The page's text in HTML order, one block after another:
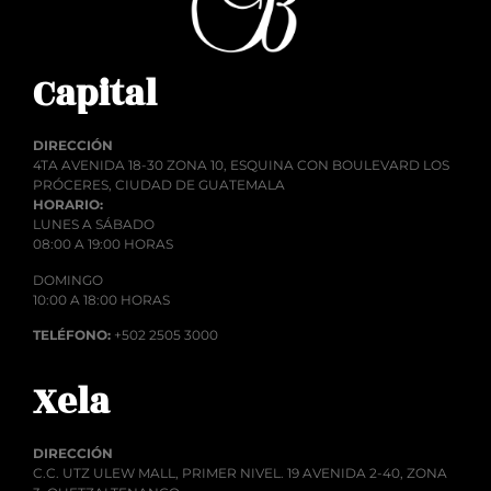
Capital
DIRECCIÓN
4TA AVENIDA 18-30 ZONA 10, ESQUINA CON BOULEVARD LOS
PRÓCERES, CIUDAD DE GUATEMALA
HORARIO:
LUNES A SÁBADO
08:00 A 19:00 HORAS
DOMINGO
10:00 A 18:00 HORAS
TELÉFONO: +502 2505 3000
Xela
DIRECCIÓN
C.C. UTZ ULEW MALL, PRIMER NIVEL. 19 AVENIDA 2-40, ZONA